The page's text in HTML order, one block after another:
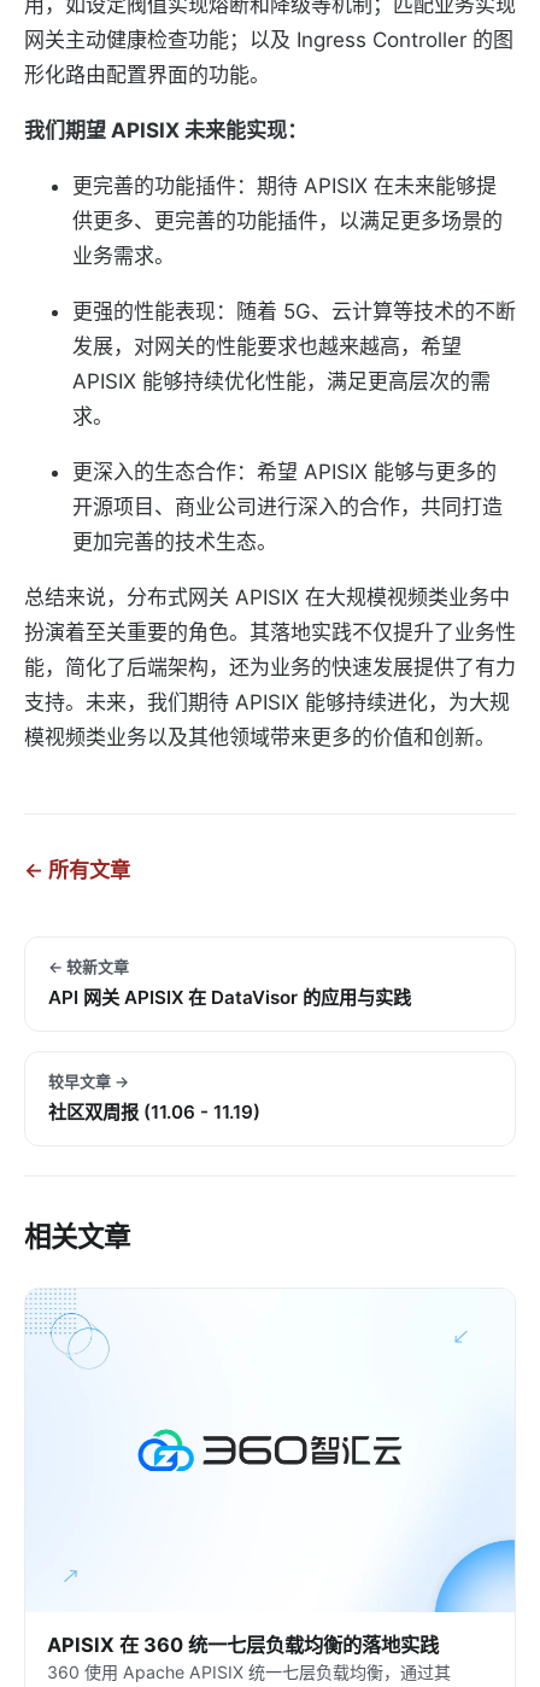
网关主动健康检查功能；以及 Ingress Controller 的图
形化路由配置界面的功能。
我们期望 APISIX 未来能实现：
更完善的功能插件：期待 APISIX 在未来能够提
供更多、更完善的功能插件，以满足更多场景的
业务需求。
更强的性能表现：随着 5G、云计算等技术的不断
发展，对网关的性能要求也越来越高，希望
APISIX 能够持续优化性能，满足更高层次的需
求。
更深入的生态合作：希望 APISIX 能够与更多的
开源项目、商业公司进行深入的合作，共同打造
更加完善的技术生态。
总结来说，分布式网关 APISIX 在大规模视频类业务中
扮演着至关重要的角色。其落地实践不仅提升了业务性
能，简化了后端架构，还为业务的快速发展提供了有力
支持。未来，我们期待 APISIX 能够持续进化，为大规
模视频类业务以及其他领域带来更多的价值和创新。
← 所有文章
← 较新文章
API 网关 APISIX 在 DataVisor 的应用与实践
较早文章 →
社区双周报 (11.06 - 11.19)
相关文章
APISIX 在 360 统一七层负载均衡的落地实践
360 使用 Apache APISIX 统一七层负载均衡，通过其